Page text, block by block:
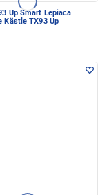
Up Smart Lepiaca
Kästle TX93 Up